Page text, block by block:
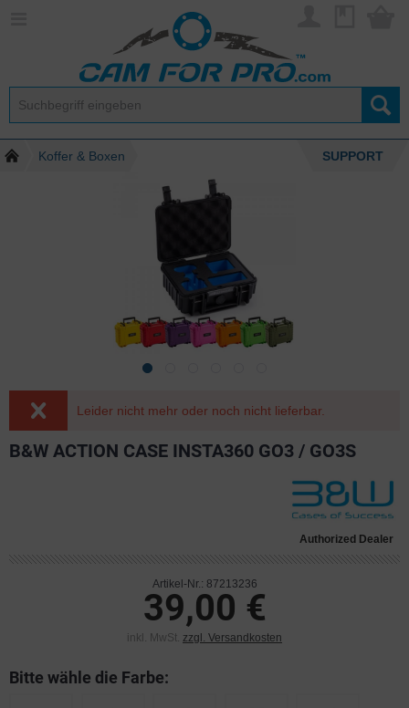
Koffer & Boxen SUPPORT
Leider nicht mehr oder noch nicht lieferbar.
B&W ACTION CASE INSTA360 GO3 / GO3S
Authorized Dealer
Artikel-Nr.: 87213236
39,00 €
inkl. MwSt. zzgl. Versandkosten
Bitte wähle die Farbe: